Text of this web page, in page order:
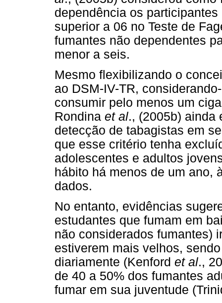
dependência os
superior a 06 no Teste de
fumantes não dependentes
menor a seis.
Mesmo flexibilizando o
ao DSM-IV-TR,
consumir pelo menos um
Rondina et al., (2005b) ainda
detecção de tabagistas em
que esse critério tenha
adolescentes e adultos
hábito há menos de um ano,
dados.
No entanto, evidências
estudantes que fumam em
não considerados fumantes)
estiverem mais velhos,
diariamente (Kenford et al.,
de 40 a 50% dos fumantes
fumar em sua juventude